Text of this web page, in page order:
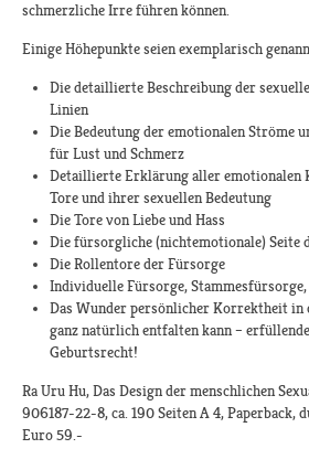
schmerzliche Irre führen können.
Einige Höhepunkte seien exemplarisch
Die detaillierte Beschreibung der
Linien
Die Bedeutung der emotionalen Ströme
für Lust und Schmerz
Detaillierte Erklärung aller emotionalen
Tore und ihrer sexuellen Bedeutung
Die Tore von Liebe und Hass
Die fürsorgliche (nichtemotionale) Seite
Die Rollentore der Fürsorge
Individuelle Fürsorge,
Das Wunder persönlicher Korrektheit in
ganz natürlich entfalten kann –
Geburtsrecht!
Ra Uru Hu, Das Design der menschlichen
906187-22-8, ca. 190 Seiten A 4, Paperback,
Euro 59.-